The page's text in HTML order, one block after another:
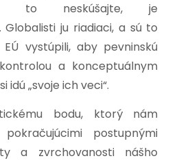
to neskúšajte, je
ju riadiaci, a sú to
vystúpili, aby pevninskú
a konceptuálnym
idú „svoje ich veci“.
bodu, ktorý nám
postupnými
a zvrchovanosti nášho